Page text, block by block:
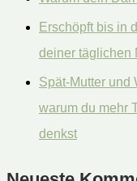
Erschöpft bis in
deiner täglichen
Spät-Mutter und
warum du mehr
denkst